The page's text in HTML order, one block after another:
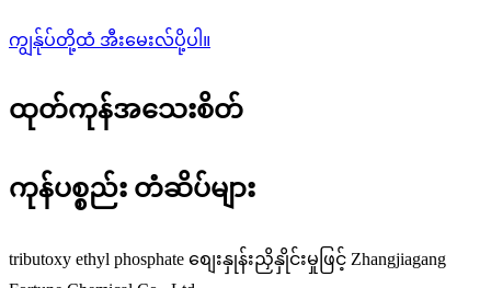
ကျွန်ုပ်တို့ထံ အီးမေးလ်ပို့ပါ။
ထုတ်ကုန်အသေးစိတ်
ကုန်ပစ္စည်း တံဆိပ်များ
tributoxy ethyl phosphate စျေးနှုန်းညှိနှိုင်းမှုဖြင့် Zhangjiagang